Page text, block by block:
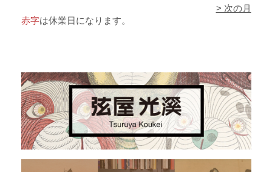
> 次の月
赤字は休業日になります。